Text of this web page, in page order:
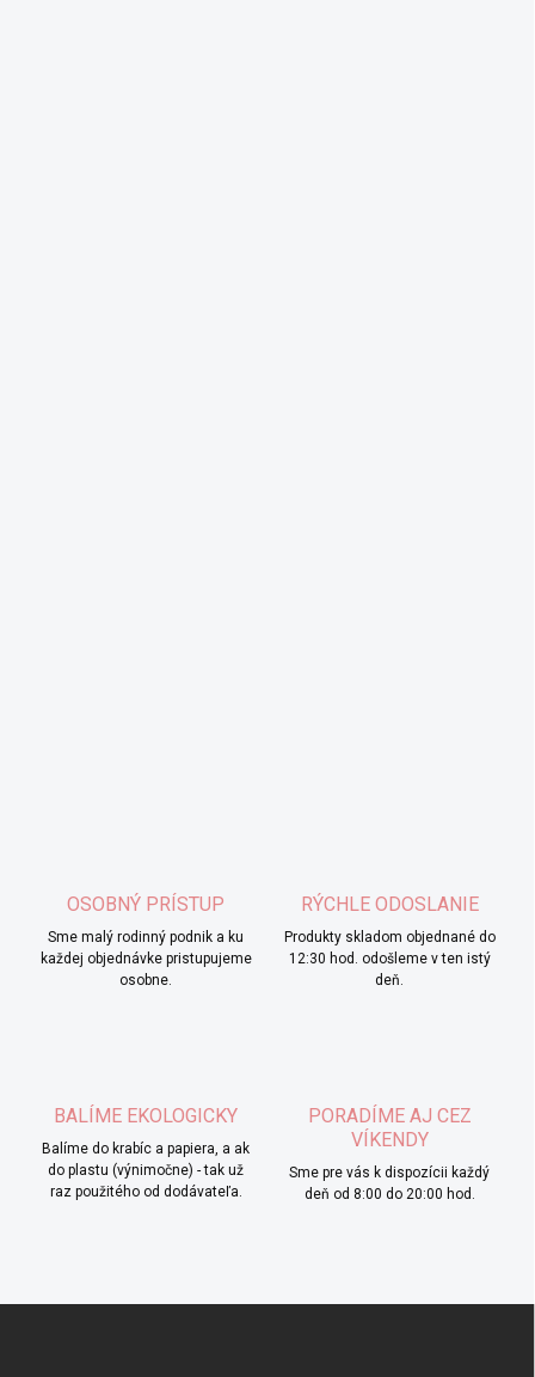
OSOBNÝ PRÍSTUP
Sme malý rodinný podnik a ku
každej objednávke pristupujeme
osobne.
RÝCHLE ODOSLANIE
Produkty skladom objednané do
12:30 hod. odošleme v ten istý
deň.
BALÍME EKOLOGICKY
Balíme do krabíc a papiera, a ak
do plastu (výnimočne) - tak už
raz použitého od dodávateľa.
PORADÍME AJ CEZ
VÍKENDY
Sme pre vás k dispozícii každý
deň od 8:00 do 20:00 hod.